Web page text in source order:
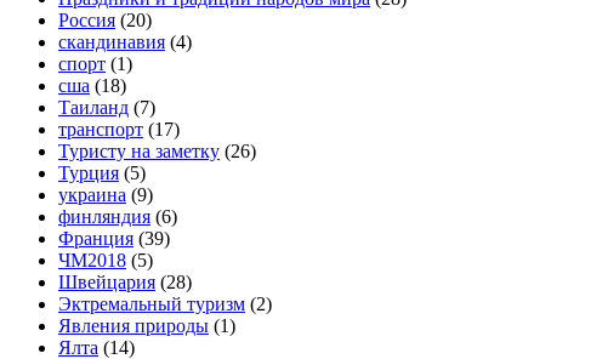
Россия (20)
скандинавия (4)
спорт (1)
сша (18)
Таиланд (7)
транспорт (17)
Туристу на заметку (26)
Турция (5)
украина (9)
финляндия (6)
Франция (39)
ЧМ2018 (5)
Швейцария (28)
Эктремальный туризм (2)
Явления природы (1)
Ялта (14)